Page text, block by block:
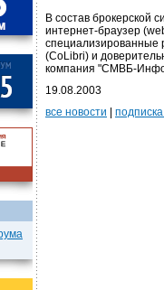
В состав брокерской
интернет-браузер
специализированные
(CoLibri) и
компания "СМВБ-
19.08.2003
все новости